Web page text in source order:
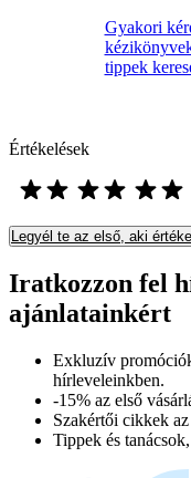
Gyakori
tippek
Értékelések
Legyél te az első, aki
Iratkozzon fel
ajánlatainkért​
Exkluzív
hírleveleinkben.
-15% az első
Szakértői cikkek
Tippek és